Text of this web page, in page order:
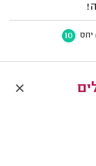
יחס 10